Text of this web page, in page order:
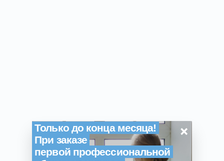
Только до конца месяца!
При заказе
первой профессиональной
×